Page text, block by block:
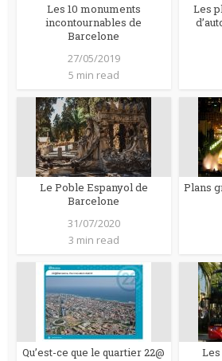
Les 10 monuments
incontournables de
Barcelone
27/05/2019
5 min read
Les
Le Poble Espanyol de
Barcelone
31/07/2020
3 min read
Plans
Qu’est-ce que le quartier 22@